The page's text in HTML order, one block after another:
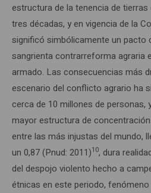
estructura de la tenencia de
tres décadas, y en vigencia de la
significó simbólicamente un pacto
sangrienta contrarreforma agraria
armado. Las consecuencias más
escenario del conflicto agrario ha
cerca de 10 millones de personas,
mayor estructura de
entre las más injustas del mundo,
un 0,87 (Pnud: 2011)10, dura
del despojo violento hecho a
étnicas en este periodo,